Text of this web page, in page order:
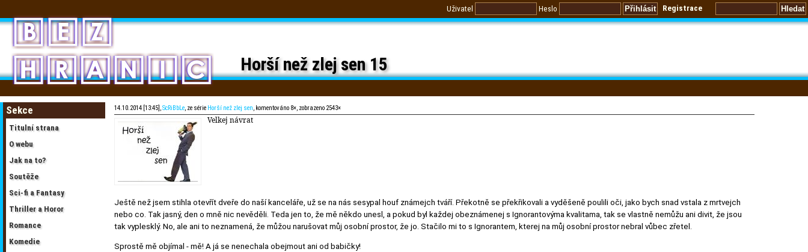
Uživatel Heslo Registrace
Horší než zlej sen 15
Sekce
Titulní strana
O webu
Jak na to?
Soutěže
Sci-fi a Fantasy
Thriller a Horor
Romance
Komedie
14.10.2014 [13:45],ScRiBbLe, ze série Horší než zlej sen, komentováno 8×, zobrazeno 2543×
Velkej návrat
Ještě než jsem stihla otevřít dveře do naší kanceláře, už se na nás sesypal houf známejch tváří. Překotně se překřikovali a vyděšeně poulili oči, jako bych snad vstala z mrtvejch
nebo co. Tak jasný, den o mně nic nevěděli. Teda jen to, že mě někdo unesl, a pokud byl každej obeznámenej s Ignorantovýma kvalitama, tak se vlastně nemůžu ani divit, že jsou
tak vyplesklý. No, ale ani to neznamená, že můžou narušovat můj osobní prostor, že jo. Stačilo mi to s Ignorantem, kterej na můj osobní prostor nebral vůbec zřetel.
Sprostě mě objímal - mě! A já se nenechala obejmout ani od babičky!